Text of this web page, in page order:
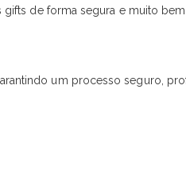
de forma segura e muito
um processo seguro,